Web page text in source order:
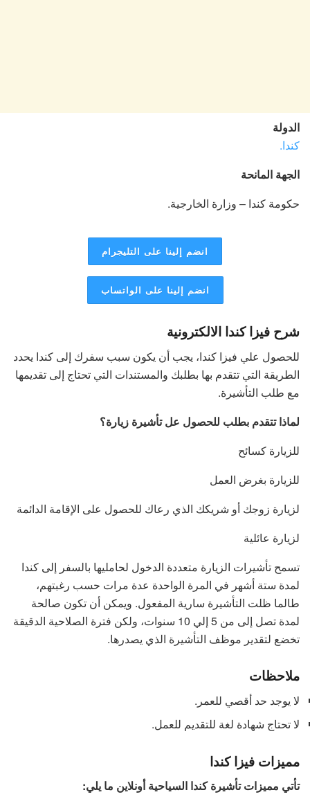
الدولة
كندا.
الجهة المانحة
حكومة كندا – وزارة الخارجية.
انضم إلينا على التليجرام
انضم إلينا على الواتساب
شرح فيزا كندا الالكترونية
للحصول علي فيزا كندا، يجب أن يكون سبب سفرك إلى كندا يحدد
الطريقة التي تتقدم بها بطلبك والمستندات التي تحتاج إلى تقديمها
مع طلب التأشيرة.
لماذا تتقدم بطلب للحصول عل تأشيرة زيارة؟
للزيارة كسائح
للزيارة بغرض العمل
لزيارة زوجك أو شريكك الذي رعاك للحصول على الإقامة الدائمة
لزيارة عائلية
تسمح تأشيرات الزيارة متعددة الدخول لحامليها بالسفر إلى كندا
لمدة ستة أشهر في المرة الواحدة عدة مرات حسب رغبتهم،
طالما ظلت التأشيرة سارية المفعول. ويمكن أن تكون صالحة
لمدة تصل إلى من 5 إلي 10 سنوات، ولكن فترة الصلاحية الدقيقة
تخضع لتقدير موظف التأشيرة الذي يصدرها.
ملاحظات
لا يوجد حد أقصي للعمر.
لا تحتاج شهادة لغة للتقديم للعمل.
مميزات فيزا كندا
تأتي مميزات تأشيرة كندا السياحية أونلاين ما يلي: